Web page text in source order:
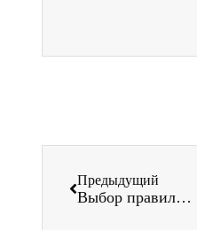
Предыдущий
Выбор правильной роликовой формовочной машины C Z для вашего бизнеса